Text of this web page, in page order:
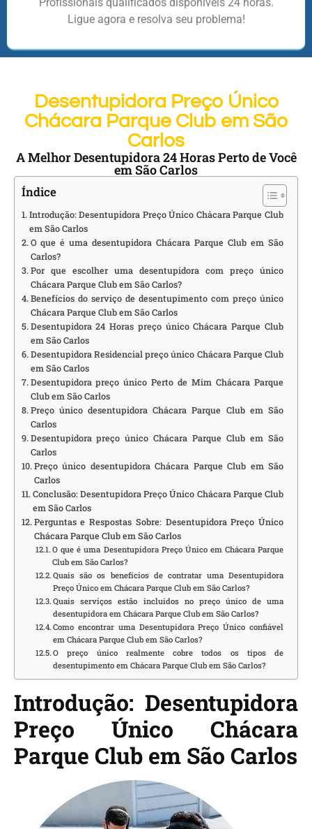
Profissionais qualificados disponíveis 24 horas.
Ligue agora e resolva seu problema!
Desentupidora Preço Único
Chácara Parque Club em São
Carlos
A Melhor Desentupidora 24 Horas Perto de Você
em São Carlos
Índice
Introdução: Desentupidora Preço Único Chácara Parque Club
em São Carlos
O que é uma desentupidora Chácara Parque Club em São
Carlos?
Por que escolher uma desentupidora com preço único
Chácara Parque Club em São Carlos?
Benefícios do serviço de desentupimento com preço único
Chácara Parque Club em São Carlos
Desentupidora 24 Horas preço único Chácara Parque Club
em São Carlos
Desentupidora Residencial preço único Chácara Parque Club
em São Carlos
Desentupidora preço único Perto de Mim Chácara Parque
Club em São Carlos
Preço único desentupidora Chácara Parque Club em São
Carlos
Desentupidora preço único Chácara Parque Club em São
Carlos
Preço único desentupidora Chácara Parque Club em São
Carlos
Conclusão: Desentupidora Preço Único Chácara Parque Club
em São Carlos
Perguntas e Respostas Sobre: Desentupidora Preço Único
Chácara Parque Club em São Carlos
O que é uma Desentupidora Preço Único em Chácara Parque
Club em São Carlos?
Quais são os benefícios de contratar uma Desentupidora
Preço Único em Chácara Parque Club em São Carlos?
Quais serviços estão incluídos no preço único de uma
desentupidora em Chácara Parque Club em São Carlos?
Como encontrar uma Desentupidora Preço Único confiável
em Chácara Parque Club em São Carlos?
O preço único realmente cobre todos os tipos de
desentupimento em Chácara Parque Club em São Carlos?
Introdução: Desentupidora
Preço Único Chácara
Parque Club em São Carlos